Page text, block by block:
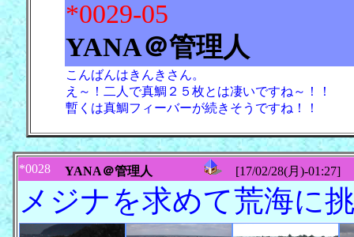
*0029-05
YANA＠管理人
こんばんはきんきさん。
え～！二人で真鯛２５枚とは凄いですね～！！
暫くは真鯛フィーバーが続きそうですね！！
*0028 YANA＠管理人 [17/02/28(月)-01:27]
メジナを求めて荒海に